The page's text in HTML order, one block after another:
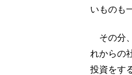
いものも
その分
れからの
投資をす